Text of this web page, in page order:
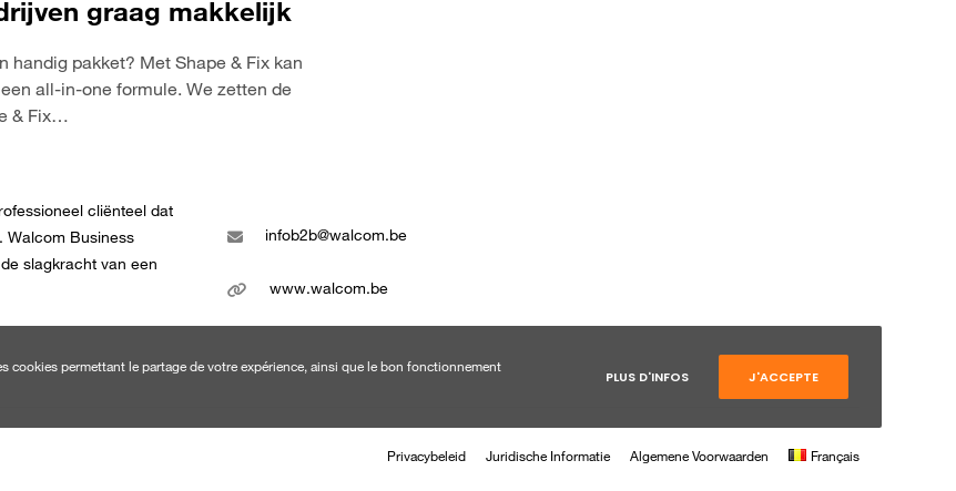
graag makkelijk
handig pakket? Met Shape & Fix kan
all-in-one formule. We zetten de
& Fix…
van de Orange
cliënteel dat
Walcom Business
slagkracht van een
Rue Phocas Lejeune 24
infob2b@walcom.be
www.walcom.be
Privacybeleid Juridische Informatie Algemene Voorwaarden Français
cookies permettant le partage de votre expérience, ainsi que le bon fonctionnement
PLUS D'INFOS J'ACCEPTE